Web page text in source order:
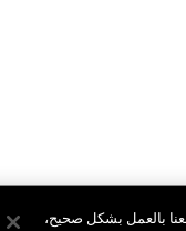
بالعمل بشكل صحيح،